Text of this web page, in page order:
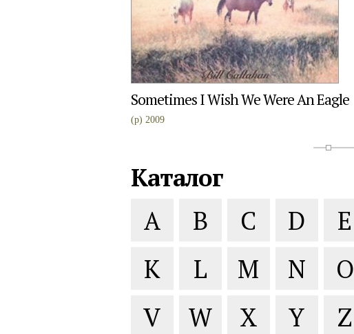
Sometimes I Wish We Were An Eagle
(p) 2009
Каталог
A B C D E
K
L M N O
V
W X Y Z